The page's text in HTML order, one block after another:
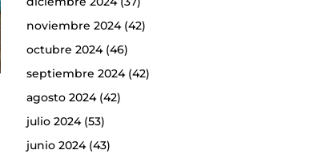
noviembre 2024(42)
octubre 2024(46)
septiembre 2024(42)
agosto 2024(42)
julio 2024(53)
junio 2024(43)